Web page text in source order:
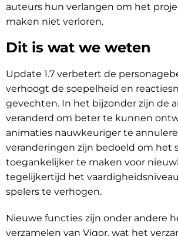
auteurs hun verlangen om het
maken niet verloren.
Dit is wat we weten
Update 1.7 verbetert de
verhoogt de soepelheid en
gevechten. In het bijzonder zijn de
veranderd om beter te kunnen
animaties nauwkeuriger te
veranderingen zijn bedoeld om het
toegankelijker te maken voor
tegelijkertijd het
spelers te verhogen.
Nieuwe functies zijn onder andere
verzamelen van Vigor, wat het